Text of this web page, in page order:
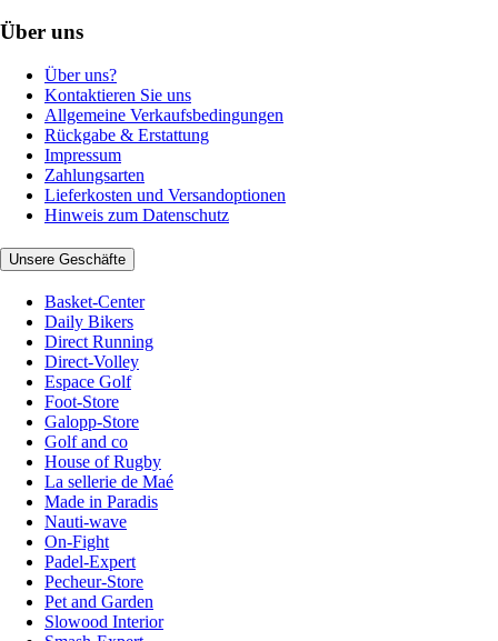
Über uns
Über uns?
Kontaktieren Sie uns
Allgemeine Verkaufsbedingungen
Rückgabe & Erstattung
Impressum
Zahlungsarten
Lieferkosten und Versandoptionen
Hinweis zum Datenschutz
Unsere Geschäfte
Basket-Center
Daily Bikers
Direct Running
Direct-Volley
Espace Golf
Foot-Store
Galopp-Store
Golf and co
House of Rugby
La sellerie de Maé
Made in Paradis
Nauti-wave
On-Fight
Padel-Expert
Pecheur-Store
Pet and Garden
Slowood Interior